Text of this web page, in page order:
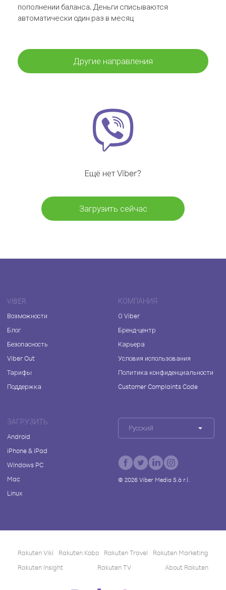
пополнении баланса. Деньги списываются
автоматически один раз в месяц
Другие направления
Ещё нет Viber?
Загрузить сейчас
VIBER
Возможности
Блог
Безопасность
Viber Out
Тарифы
Поддержка
КОМПАНИЯ
О Viber
Бренд-центр
Карьера
Условия использования
Политика конфиденциальности
Customer Complaints Code
ЗАГРУЗИТЬ
Android
iPhone & iPad
Windows PC
Mac
Linux
Русский
© 2026Viber Media S.à r.l.
Rakuten Viki Rakuten Kobo Rakuten Travel
Rakuten Marketing
Rakuten Insight
Rakuten TV About Rakuten